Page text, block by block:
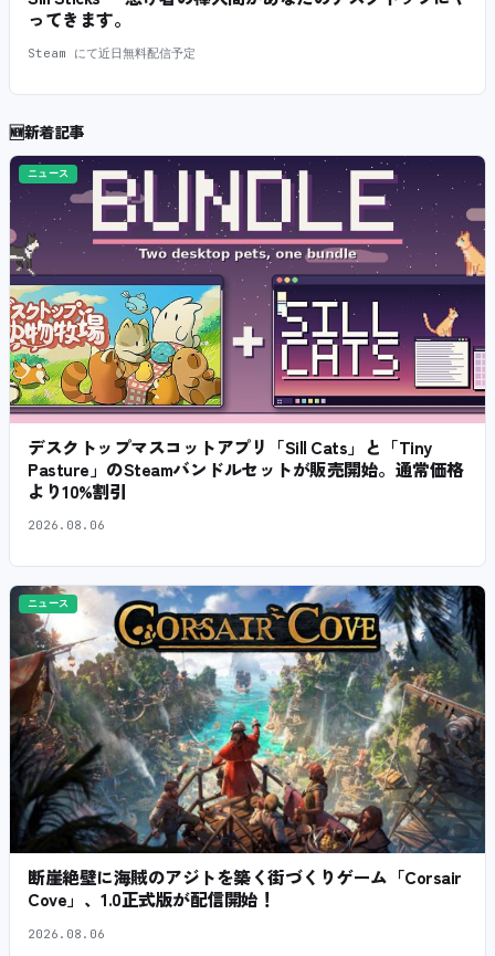
ってきます。
Steam にて近日無料配信予定
🆕新着記事
ニュース
デスクトップマスコットアプリ「Sill Cats」と「Tiny
Pasture」のSteamバンドルセットが販売開始。通常価格
より10%割引
2026.08.06
ニュース
断崖絶壁に海賊のアジトを築く街づくりゲーム「Corsair
Cove」、1.0正式版が配信開始！
2026.08.06